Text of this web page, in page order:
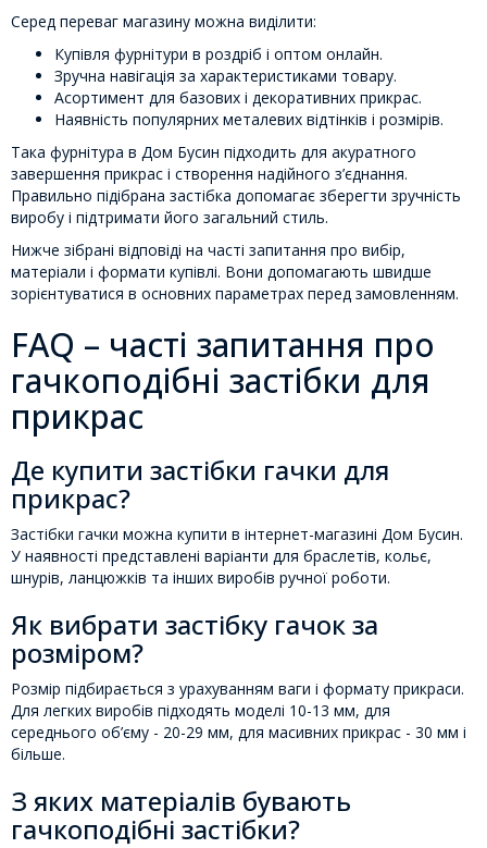
Серед переваг магазину можна виділити:
Купівля фурнітури в роздріб і оптом онлайн.
Зручна навігація за характеристиками товару.
Асортимент для базових і декоративних прикрас.
Наявність популярних металевих відтінків і розмірів.
Така фурнітура в Дом Бусин підходить для акуратного
завершення прикрас і створення надійного з’єднання.
Правильно підібрана застібка допомагає зберегти зручність
виробу і підтримати його загальний стиль.
Нижче зібрані відповіді на часті запитання про вибір,
матеріали і формати купівлі. Вони допомагають швидше
зорієнтуватися в основних параметрах перед замовленням.
FAQ – часті запитання про
гачкоподібні застібки для
прикрас
Де купити застібки гачки для
прикрас?
Застібки гачки можна купити в інтернет-магазині Дом Бусин.
У наявності представлені варіанти для браслетів, кольє,
шнурів, ланцюжків та інших виробів ручної роботи.
Як вибрати застібку гачок за
розміром?
Розмір підбирається з урахуванням ваги і формату прикраси.
Для легких виробів підходять моделі 10-13 мм, для
середнього об’єму - 20-29 мм, для масивних прикрас - 30 мм і
більше.
З яких матеріалів бувають
гачкоподібні застібки?